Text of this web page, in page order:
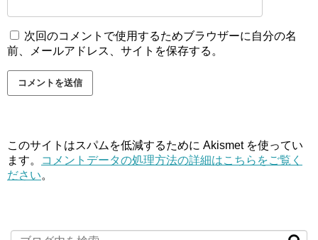
次回のコメントで使用するためブラウザーに自分の名
前、メールアドレス、サイトを保存する。
このサイトはスパムを低減するために Akismet を使ってい
ます。
コメントデータの処理方法の詳細はこちらをご覧く
ださい。